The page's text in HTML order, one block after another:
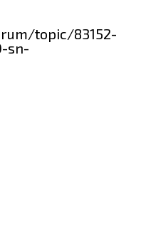
topic/83152-
sn-